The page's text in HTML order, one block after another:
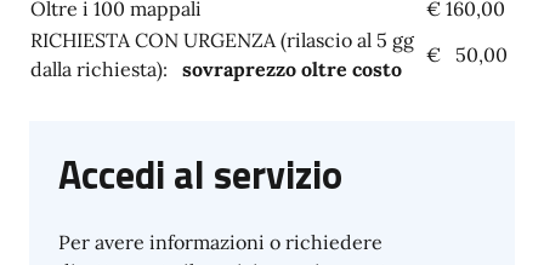
Oltre i 100 mappali
€ 160,00
RICHIESTA CON URGENZA (rilascio al 5 gg
dalla richiesta): sovraprezzo oltre costo
€ 50,00
Accedi al servizio
Per avere informazioni o richiedere